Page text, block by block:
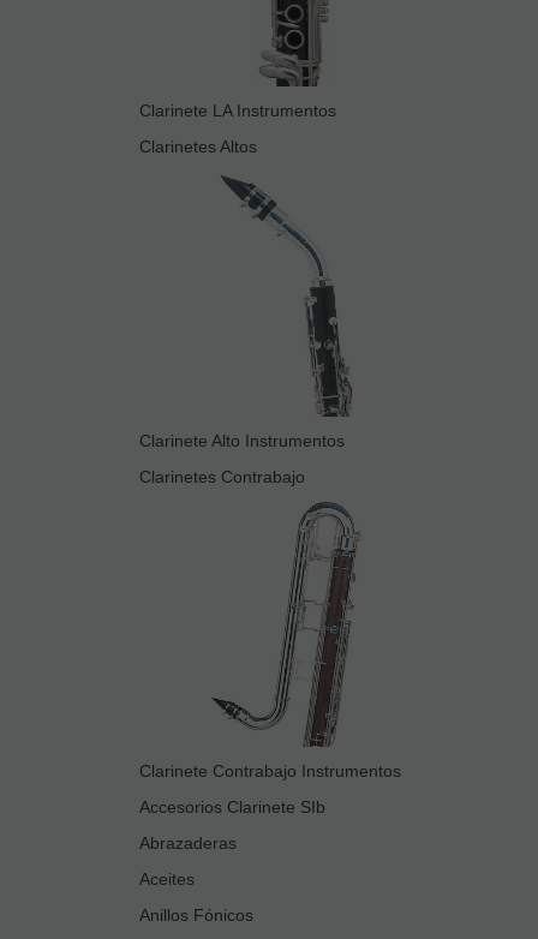
Clarinete LA Instrumentos
Clarinetes Altos
Clarinete Alto Instrumentos
Clarinetes Contrabajo
Clarinete Contrabajo Instrumentos
Accesorios Clarinete SIb
Abrazaderas
Aceites
Anillos Fónicos